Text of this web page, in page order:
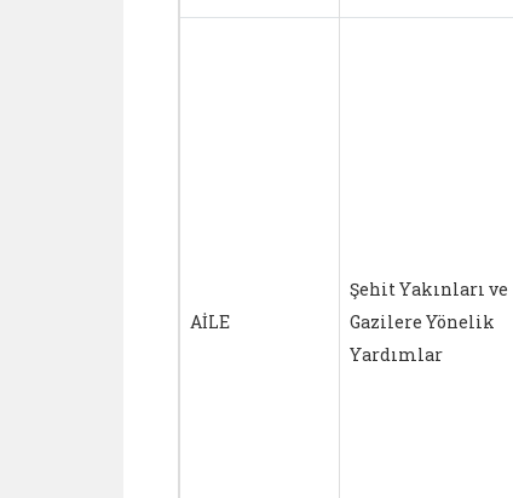
AİLE
Şehit Yakınları ve
Gazilere Yönelik
Yardımlar